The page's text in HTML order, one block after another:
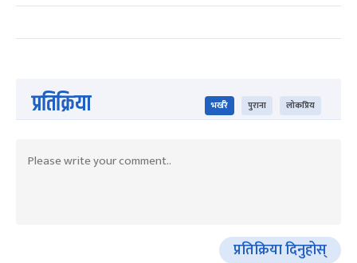
प्रतिक्रिया भर्खरै पुराना लोकप्रिय
प्रतिक्रिया दिनुहोस्